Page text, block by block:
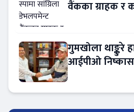
वैंकका ग्राहक र
गुमखोला थाङ्कुरे
आईपीओ